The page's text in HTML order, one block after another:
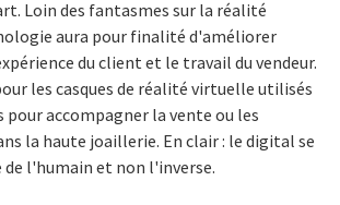
Loin des fantasmes sur la réalité
aura pour finalité d'améliorer
du client et le travail du vendeur.
les casques de réalité virtuelle utilisés
pour accompagner la vente ou les
la haute joaillerie. En clair : le digital se
de l'humain et non l'inverse.